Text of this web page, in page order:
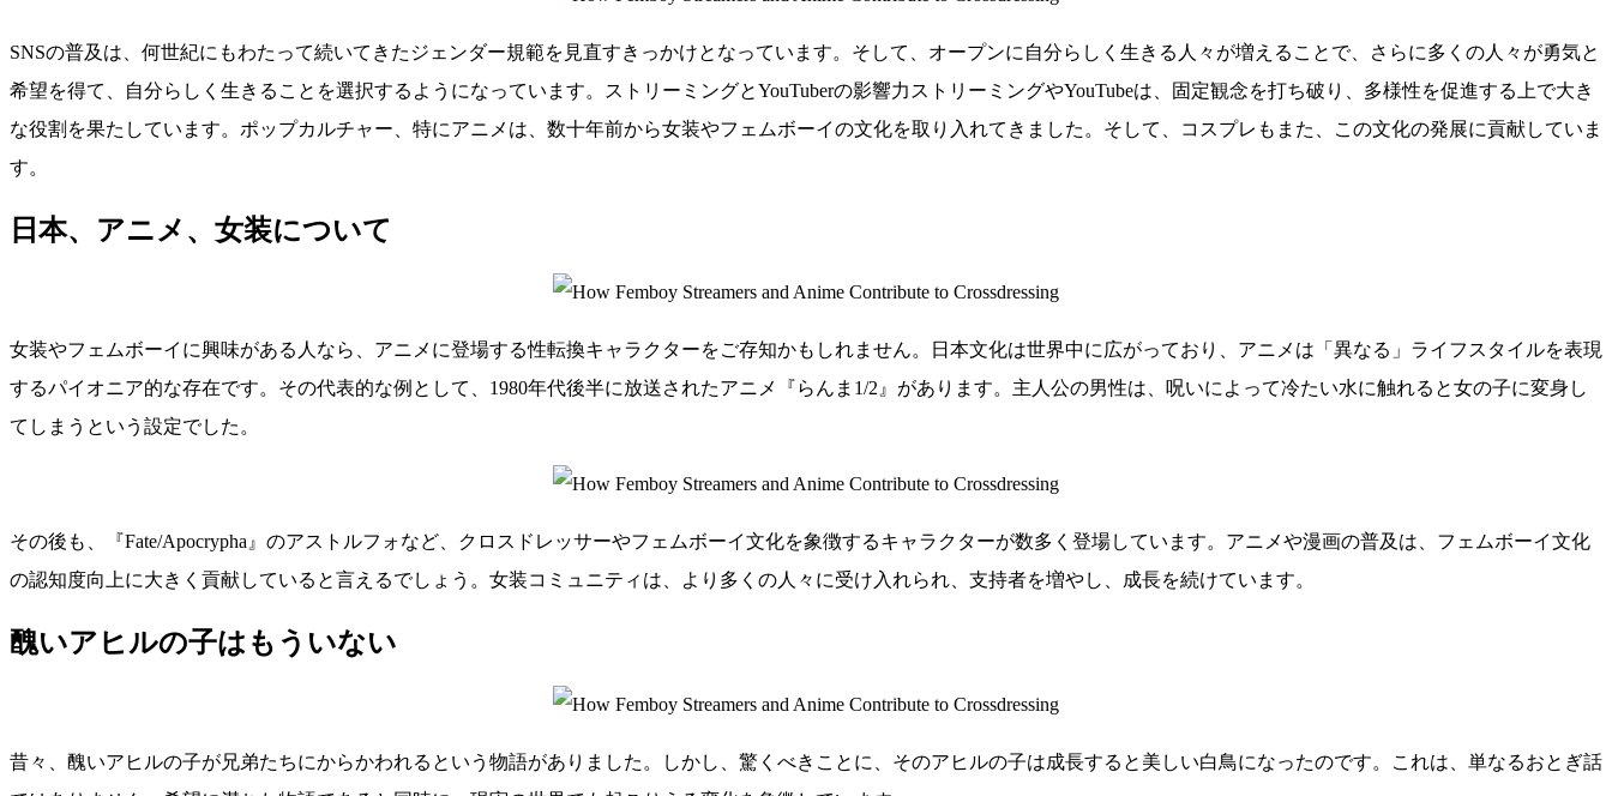
SNSの普及は、何世紀にもわたって続いてきたジェンダー規範を見直すきっかけとなっています。そして、オープンに自分らしく生きる人々が増えることで、さらに多くの人々が勇気と
希望を得て、自分らしく生きることを選択するようになっています。ストリーミングとYouTuberの影響力ストリーミングやYouTubeは、固定観念を打ち破り、多様性を促進する上で大き
な役割を果たしています。ポップカルチャー、特にアニメは、数十年前から女装やフェムボーイの文化を取り入れてきました。そして、コスプレもまた、この文化の発展に貢献していま
す。
日本、アニメ、女装について
女装やフェムボーイに興味がある人なら、アニメに登場する性転換キャラクターをご存知かもしれません。日本文化は世界中に広がっており、アニメは「異なる」ライフスタイルを表現
するパイオニア的な存在です。その代表的な例として、1980年代後半に放送されたアニメ『らんま1/2』があります。主人公の男性は、呪いによって冷たい水に触れると女の子に変身し
てしまうという設定でした。
その後も、『Fate/Apocrypha』のアストルフォなど、クロスドレッサーやフェムボーイ文化を象徴するキャラクターが数多く登場しています。アニメや漫画の普及は、フェムボーイ文化
の認知度向上に大きく貢献していると言えるでしょう。女装コミュニティは、より多くの人々に受け入れられ、支持者を増やし、成長を続けています。
醜いアヒルの子はもういない
昔々、醜いアヒルの子が兄弟たちにからかわれるという物語がありました。しかし、驚くべきことに、そのアヒルの子は成長すると美しい白鳥になったのです。これは、単なるおとぎ話